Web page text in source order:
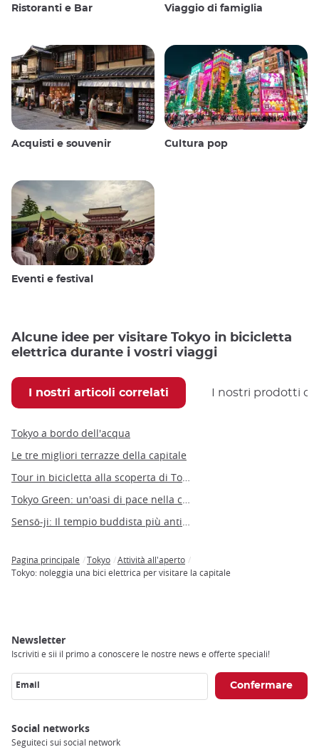
Ristoranti e Bar Viaggio di famiglia
Acquisti e souvenir Cultura pop
Eventi e festival
Alcune idee per visitare Tokyo in bicicletta
elettrica durante i vostri viaggi
I nostri articoli correlati I nostri prodotti
Tokyo a bordo dell'acqua
Le tre migliori terrazze della capitale
Breadcrumb
Pagina principale Tokyo
Attività all'aperto
Tokyo: noleggia una bici elettrica per visitare la capitale
Newsletter
Iscriviti e sii il primo a conoscere le nostre news e offerte speciali!
Email
Social networks
Seguiteci sui social network